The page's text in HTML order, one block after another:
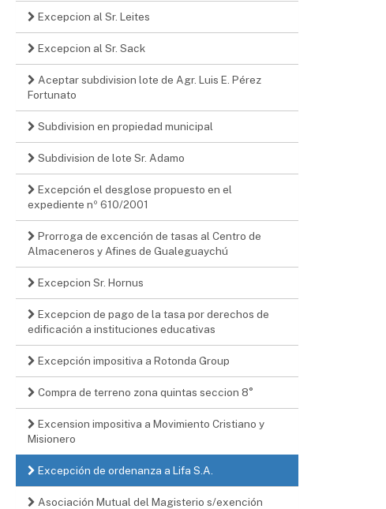
Excepcion al Sr. Leites
Excepcion al Sr. Sack
Aceptar subdivision lote de Agr. Luis E. Pérez
Fortunato
Subdivision en propiedad municipal
Subdivision de lote Sr. Adamo
Excepción el desglose propuesto en el
expediente nº 610/2001
Prorroga de excención de tasas al Centro de
Almaceneros y Afines de Gualeguaychú
Excepcion Sr. Hornus
Excepcion de pago de la tasa por derechos de
edificación a instituciones educativas
Excepción impositiva a Rotonda Group
Compra de terreno zona quintas seccion 8°
Excension impositiva a Movimiento Cristiano y
Misionero
Excepción de ordenanza a Lifa S.A.
Asociación Mutual del Magisterio s/exención